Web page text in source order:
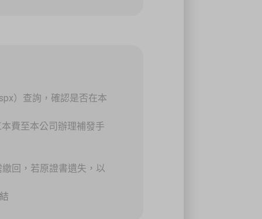
）查詢，確認是否在本
費至本公司辦理補發手
回，若原證書遺失，以